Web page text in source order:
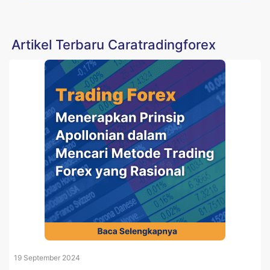
Artikel Terbaru Caratradingforex
19 September 2024